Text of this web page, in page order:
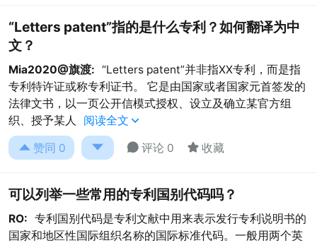
“Letters patent”指的是什么专利？如何翻译为中
文？
Mia2020@旗渡: “Letters patent”并非指XX专利，而是指
专利特许证或称专利证书。 它是由国家或者国家元首签发的
法律文书，以一页公开信模式授权、设立及确立某官方组
织、授予某人
阅读全文 
 赞同 0   评论 0  收藏
可以列举一些常用的专利国别代码吗？
RO: 专利国别代码是专利文献中用来表示发行专利说明书的
国家和地区性国际组织名称的国际标准代码。一般用两个英